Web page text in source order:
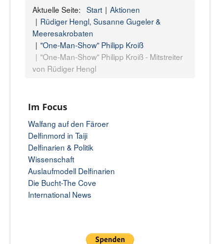
Aktuelle Seite: Start
Aktionen
Rüdiger Hengl, Susanne Gugeler &
Meeresakrobaten
"One-Man-Show" Philipp Kroiß
"One-Man-Show" Philipp Kroiß - Mitstreiter
von Rüdiger Hengl
Im Focus
Walfang auf den Färoer
Delfinmord in Taiji
Delfinarien & Politik
Wissenschaft
Auslaufmodell Delfinarien
Die Bucht-The Cove
International News